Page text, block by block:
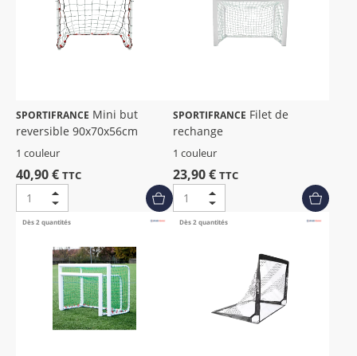
SPORTIFRANCE
reversible 90x70x56cm
1 couleur
40,90 € TTC
SPORTIFRANCE
rechange
1 couleur
23,90 € TTC
Dès 2 quantités Dès 2 quantités